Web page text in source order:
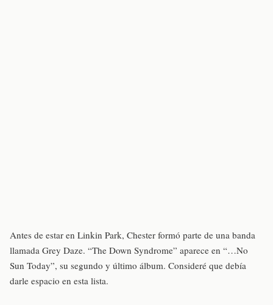
Antes de estar en Linkin Park, Chester formó parte de una banda
llamada Grey Daze. “The Down Syndrome” aparece en “…No
Sun Today”, su segundo y último álbum. Consideré que debía
darle espacio en esta lista.